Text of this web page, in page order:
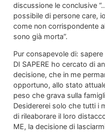
discussione le conclusive
possibile di persone care,
come non corrispondente
sono già morta”.
Pur consapevole di: sapere
DI SAPERE ho cercato di
decisione, che in me
opportuno, allo stato
peso che grava sulla
Desidererei solo che tutti i
di rileaborare il loro
ME, la decisione di